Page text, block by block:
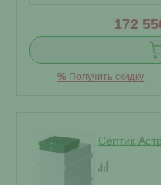
172
% Получить скидку
Септик